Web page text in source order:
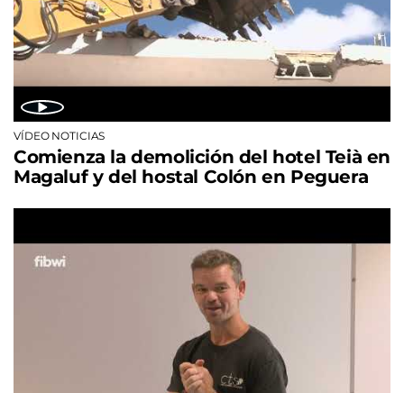
VÍDEO NOTICIAS
Comienza la demolición del hotel Teià en
Magaluf y del hostal Colón en Peguera